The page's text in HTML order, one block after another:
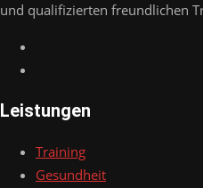
und qualifizierten freundlichen
Leistungen
Training
Gesundheit